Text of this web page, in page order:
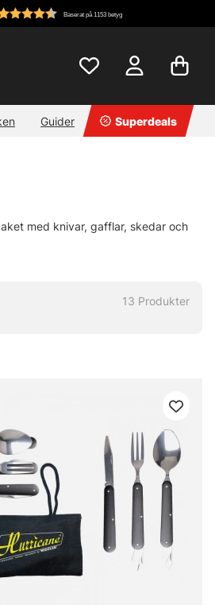
Baserat på 1153 betyg
Guider Superdeals
med knivar, gafflar, skedar och
13 Produkter